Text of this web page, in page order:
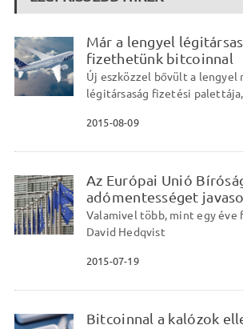
Már a lengyel
fizethetünk bitcoinnal
Új eszközzel bővült a lengyel
légitársaság fizetési
2015-08-09
Az Európai Unió
adómentességet
Valamivel több, mint egy éve
David Hedqvist
2015-07-19
Bitcoinnal a kalózok